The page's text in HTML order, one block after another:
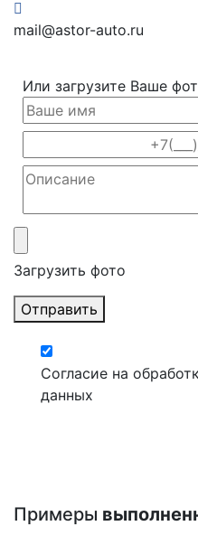
mail@astor-auto.ru
Или загрузите Ваше
Загрузить фото
Отправить
Согласие на
данных
Примеры